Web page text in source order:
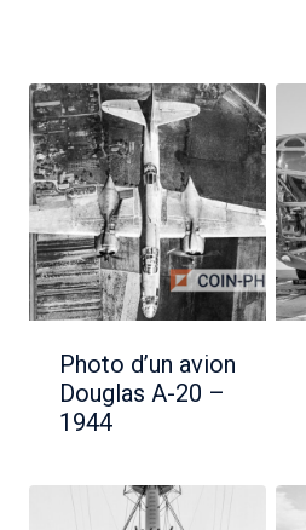
Photo d’un avion
Douglas A-20 –
1944